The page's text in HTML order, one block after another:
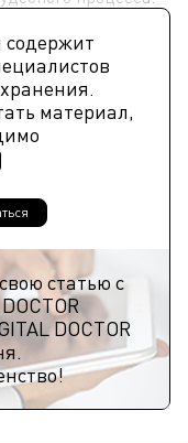
материал,
статью с
DOCTOR